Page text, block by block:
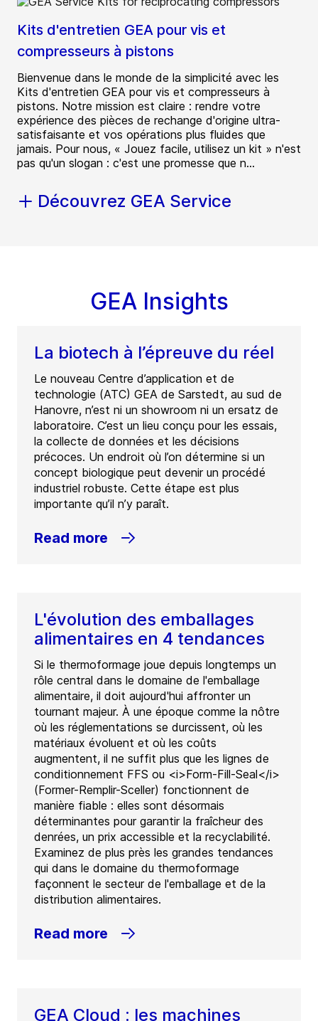
Kits d'entretien GEA pour vis et
compresseurs à pistons
Bienvenue dans le monde de la simplicité avec les
Kits d'entretien GEA pour vis et compresseurs à
pistons. Notre mission est claire : rendre votre
expérience des pièces de rechange d'origine ultra-
satisfaisante et vos opérations plus fluides que
jamais. Pour nous, « Jouez facile, utilisez un kit » n'est
pas qu'un slogan : c'est une promesse que n...
Découvrez GEA Service
GEA Insights
La biotech à l’épreuve du réel
Le nouveau Centre d’application et de
technologie (ATC) GEA de Sarstedt, au sud de
Hanovre, n’est ni un showroom ni un ersatz de
laboratoire. C’est un lieu conçu pour les essais,
la collecte de données et les décisions
précoces. Un endroit où l’on détermine si un
concept biologique peut devenir un procédé
industriel robuste. Cette étape est plus
importante qu’il n’y paraît.
Read more
L'évolution des emballages
alimentaires en 4 tendances
Si le thermoformage joue depuis longtemps un
rôle central dans le domaine de l'emballage
alimentaire, il doit aujourd'hui affronter un
tournant majeur. À une époque comme la nôtre
où les réglementations se durcissent, où les
matériaux évoluent et où les coûts
augmentent, il ne suffit plus que les lignes de
conditionnement FFS ou <i>Form-Fill-Seal</i>
(Former-Remplir-Sceller) fonctionnent de
manière fiable : elles sont désormais
déterminantes pour garantir la fraîcheur des
denrées, un prix accessible et la recyclabilité.
Examinez de plus près les grandes tendances
qui dans le domaine du thermoformage
façonnent le secteur de l'emballage et de la
distribution alimentaires.
Read more
GEA Cloud : les machines